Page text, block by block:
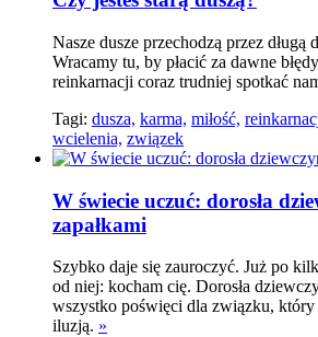
Nasze dusze przechodzą przez długą
Wracamy tu, by płacić za dawne
reinkarnacji coraz trudniej spotkać
Tagi: dusza, karma, miłość,
wcielenia, związek
W świecie uczuć: dorosła
zapałkami
Szybko daje się zauroczyć. Już po
od niej: kocham cię. Dorosła
wszystko poświęci dla związku, który
iluzją. »